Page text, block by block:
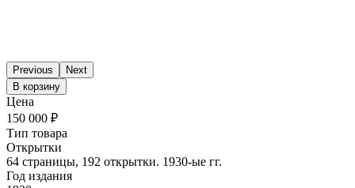
Previous
Next
В корзину
Цена
150 000 ₽
Тип товара
Открытки
64 страницы, 192 открытки. 1930-ые гг.
Год издания